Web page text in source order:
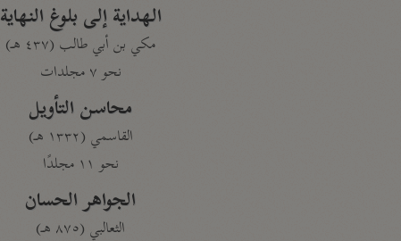
الهداية إلى بلوغ النهاية
مكي بن أبي طالب (٤٣٧ هـ)
نحو ٧ مجلدات
محاسن التأويل
القاسمي (١٣٣٢ هـ)
نحو ١١ مجلدًا
الجواهر الحسان
الثعالبي (٨٧٥ هـ)